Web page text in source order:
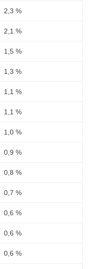
2,3 %
2,1 %
1,5 %
1,3 %
1,1 %
1,1 %
1,0 %
0,9 %
0,8 %
0,7 %
0,6 %
0,6 %
0,6 %